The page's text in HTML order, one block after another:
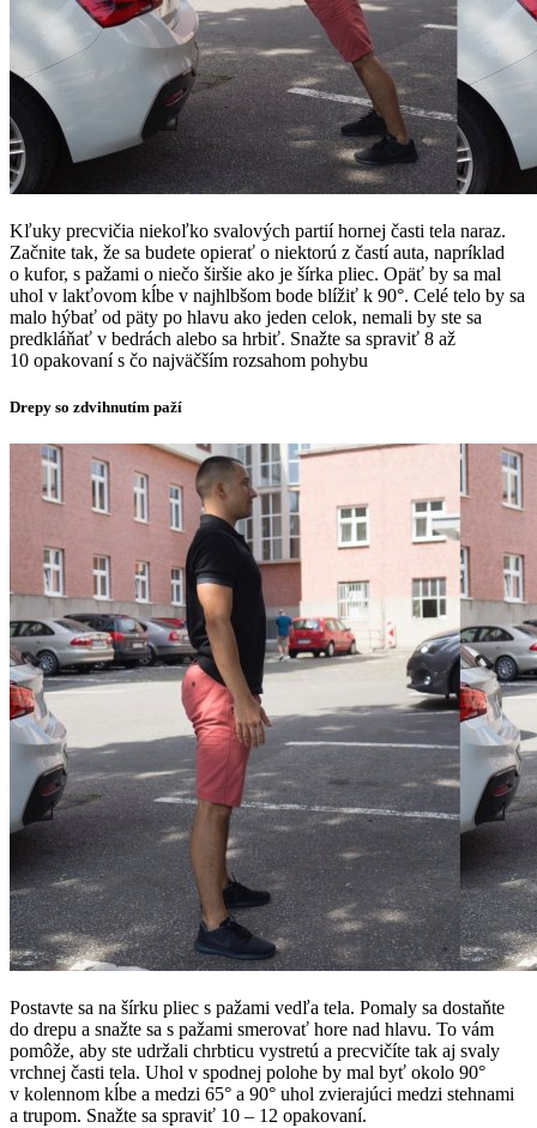
Kľuky precvičia niekoľko svalových partií hornej časti tela naraz.
Začnite tak, že sa budete opierať o niektorú z častí auta, napríklad
o kufor, s pažami o niečo širšie ako je šírka pliec. Opäť by sa mal
uhol v lakťovom kĺbe v najhlbšom bode blížiť k 90°. Celé telo by sa
malo hýbať od päty po hlavu ako jeden celok, nemali by ste sa
predkláňať v bedrách alebo sa hrbiť. Snažte sa spraviť 8 až
10 opakovaní s čo najväčším rozsahom pohybu
Drepy so zdvihnutím paží
Postavte sa na šírku pliec s pažami vedľa tela. Pomaly sa dostaňte
do drepu a snažte sa s pažami smerovať hore nad hlavu. To vám
pomôže, aby ste udržali chrbticu vystretú a precvičíte tak aj svaly
vrchnej časti tela. Uhol v spodnej polohe by mal byť okolo 90°
v kolennom kĺbe a medzi 65° a 90° uhol zvierajúci medzi stehnami
a trupom. Snažte sa spraviť 10 – 12 opakovaní.